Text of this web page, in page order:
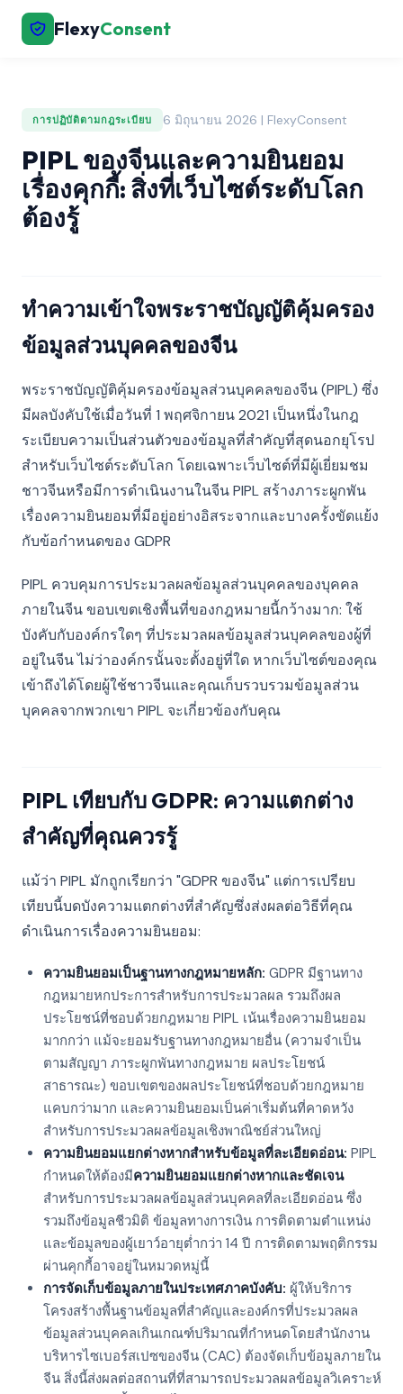
FlexyConsent
การปฏิบัติตามกฎระเบียบ 6 มิถุนายน 2026 | FlexyConsent
PIPL ของจีนและความยินยอม
เรื่องคุกกี้: สิ่งที่เว็บไซต์ระดับโลก
ต้องรู้
ทำความเข้าใจพระราชบัญญัติคุ้มครอง
ข้อมูลส่วนบุคคลของจีน
พระราชบัญญัติคุ้มครองข้อมูลส่วนบุคคลของจีน (PIPL) ซึ่ง
มีผลบังคับใช้เมื่อวันที่ 1 พฤศจิกายน 2021 เป็นหนึ่งในกฎ
ระเบียบความเป็นส่วนตัวของข้อมูลที่สำคัญที่สุดนอกยุโรป
สำหรับเว็บไซต์ระดับโลก โดยเฉพาะเว็บไซต์ที่มีผู้เยี่ยมชม
ชาวจีนหรือมีการดำเนินงานในจีน PIPL สร้างภาระผูกพัน
เรื่องความยินยอมที่มีอยู่อย่างอิสระจากและบางครั้งขัดแย้ง
กับข้อกำหนดของ GDPR
PIPL ควบคุมการประมวลผลข้อมูลส่วนบุคคลของบุคคล
ภายในจีน ขอบเขตเชิงพื้นที่ของกฎหมายนี้กว้างมาก: ใช้
บังคับกับองค์กรใดๆ ที่ประมวลผลข้อมูลส่วนบุคคลของผู้ที่
อยู่ในจีน ไม่ว่าองค์กรนั้นจะตั้งอยู่ที่ใด หากเว็บไซต์ของคุณ
เข้าถึงได้โดยผู้ใช้ชาวจีนและคุณเก็บรวบรวมข้อมูลส่วน
บุคคลจากพวกเขา PIPL จะเกี่ยวข้องกับคุณ
PIPL เทียบกับ GDPR: ความแตกต่าง
สำคัญที่คุณควรรู้
แม้ว่า PIPL มักถูกเรียกว่า "GDPR ของจีน" แต่การเปรียบ
เทียบนี้บดบังความแตกต่างที่สำคัญซึ่งส่งผลต่อวิธีที่คุณ
ดำเนินการเรื่องความยินยอม:
ความยินยอมเป็นฐานทางกฎหมายหลัก: GDPR มีฐานทาง
กฎหมายหกประการสำหรับการประมวลผล รวมถึงผล
ประโยชน์ที่ชอบด้วยกฎหมาย PIPL เน้นเรื่องความยินยอม
มากกว่า แม้จะยอมรับฐานทางกฎหมายอื่น (ความจำเป็น
ตามสัญญา ภาระผูกพันทางกฎหมาย ผลประโยชน์
สาธารณะ) ขอบเขตของผลประโยชน์ที่ชอบด้วยกฎหมาย
แคบกว่ามาก และความยินยอมเป็นค่าเริ่มต้นที่คาดหวัง
สำหรับการประมวลผลข้อมูลเชิงพาณิชย์ส่วนใหญ่
ความยินยอมแยกต่างหากสำหรับข้อมูลที่ละเอียดอ่อน: PIPL
กำหนดให้ต้องมีความยินยอมแยกต่างหากและชัดเจน
สำหรับการประมวลผลข้อมูลส่วนบุคคลที่ละเอียดอ่อน ซึ่ง
รวมถึงข้อมูลชีวมิติ ข้อมูลทางการเงิน การติดตามตำแหน่ง
และข้อมูลของผู้เยาว์อายุต่ำกว่า 14 ปี การติดตามพฤติกรรม
ผ่านคุกกี้อาจอยู่ในหมวดหมู่นี้
การจัดเก็บข้อมูลภายในประเทศภาคบังคับ: ผู้ให้บริการ
โครงสร้างพื้นฐานข้อมูลที่สำคัญและองค์กรที่ประมวลผล
ข้อมูลส่วนบุคคลเกินเกณฑ์ปริมาณที่กำหนดโดยสำนักงาน
บริหารไซเบอร์สเปซของจีน (CAC) ต้องจัดเก็บข้อมูลภายใน
จีน สิ่งนี้ส่งผลต่อสถานที่ที่สามารถประมวลผลข้อมูลวิเคราะห์